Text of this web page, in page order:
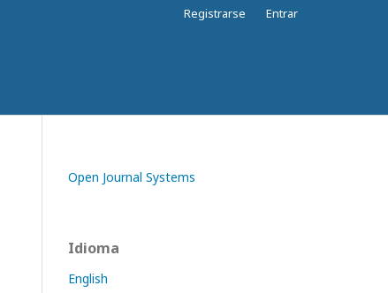
Registrarse Entrar
Open Journal Systems
Idioma
English